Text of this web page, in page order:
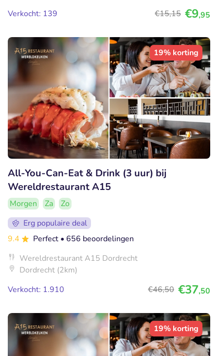
Verkocht: 139
€15,15 €9,95
19% korting
All-You-Can-Eat & Drink (3 uur) bij
Wereldrestaurant A15
Morgen Za
Zo
Erg populaire deal
9.4
Perfect • 656 beoordelingen
Wereldrestaurant A15 Dordrecht
Dordrecht (2km)
Verkocht: 1.910
€46,50 €37,50
19% korting